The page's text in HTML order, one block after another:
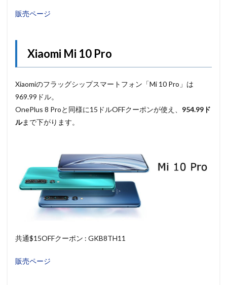
販売ページ
Xiaomi Mi 10 Pro
Xiaomiのフラッグシップスマートフォン「Mi 10 Pro」は
969.99ドル。
OnePlus 8 Proと同様に15ドルOFFクーポンが使え、 954.99ド
ルまで下がります。
共通$15OFFクーポン : GKB8TH11
販売ページ